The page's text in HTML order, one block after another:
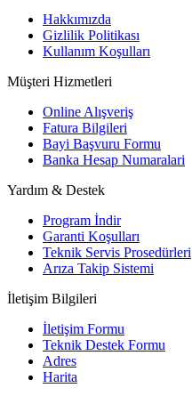
Hakkımızda
Gizlilik Politikası
Kullanım Koşulları
Müşteri Hizmetleri
Online Alışveriş
Fatura Bilgileri
Bayi Başvuru Formu
Banka Hesap Numaralari
Yardım & Destek
Program İndir
Garanti Koşulları
Teknik Servis Prosedürleri
Arıza Takip Sistemi
İletişim Bilgileri
İletişim Formu
Teknik Destek Formu
Adres
Harita